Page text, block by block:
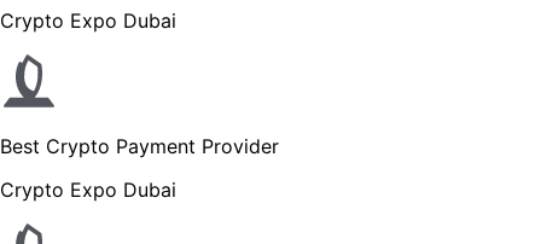
Crypto Expo Dubai
Best Crypto Payment Provider
Crypto Expo Dubai